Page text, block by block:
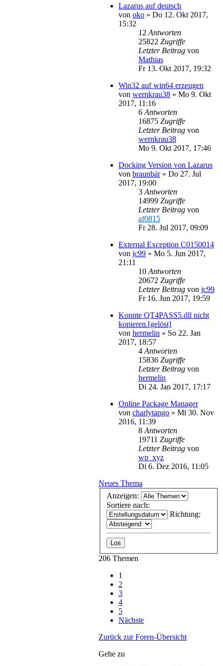
Lazarus auf deutsch
von oko » Do 12. Okt 2017,
15:32
12 Antworten
25822 Zugriffe
Letzter Beitrag von
Mathias
Fr 13. Okt 2017, 19:32
Win32 auf win64 erzeugen
von wernkrau38 » Mo 9. Okt
2017, 11:16
6 Antworten
16875 Zugriffe
Letzter Beitrag von
wernkrau38
Mo 9. Okt 2017, 17:46
Docking Version von Lazarus
von braunbär» Do 27. Jul
2017, 19:00
3 Antworten
14999 Zugriffe
Letzter Beitrag von
af0815
Fr 28. Jul 2017, 09:09
External Exception C0150014
von jc99 » Mo 5. Jun 2017,
21:11
10 Antworten
20672 Zugriffe
Letzter Beitrag von jc99
Fr 16. Jun 2017, 19:59
Konnte QT4PASS5.dll nicht
kopieren.[gelöst]
von hermelin » So 22. Jan
2017, 18:57
4 Antworten
15836 Zugriffe
Letzter Beitrag von
hermelin
Di 24. Jan 2017, 17:17
Online Package Manager
von charlytango » Mi 30. Nov
2016, 11:39
8 Antworten
19711 Zugriffe
Letzter Beitrag von
wp_xyz
Di 6. Dez 2016, 11:05
Neues Thema
Anzeigen:
Sortiere nach:
Richtung:
206 Themen
1
2
3
4
5
Nächste
Zurück zur Foren-Übersicht
Gehe zu